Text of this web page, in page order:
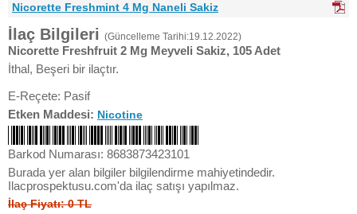
Nicorette Freshmint 4 Mg Naneli Sakiz
İlaç Bilgileri (Güncelleme Tarihi:19.12.2022)
Nicorette Freshfruit 2 Mg Meyveli Sakiz, 105 Adet
İthal, Beşeri bir ilaçtır.
E-Reçete: Pasif
Etken Maddesi: Nicotine
Barkod Numarası: 8683873423101
Burada yer alan bilgiler bilgilendirme mahiyetindedir.
Ilacprospektusu.com'da ilaç satışı yapılmaz.
İlaç Fiyatı: 0 TL